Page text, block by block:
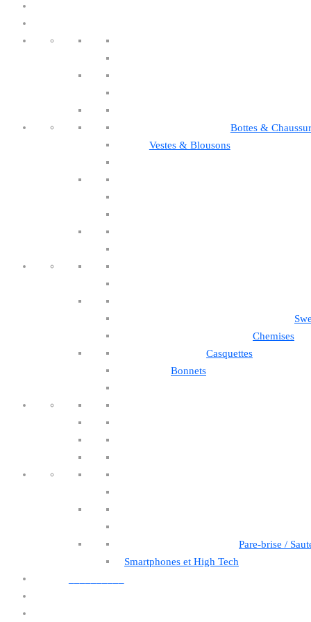
Bottes &
Vestes & Blousons
Chemises
Casquettes
Bonnets
Pare-brise /
Smartphones et High Tech